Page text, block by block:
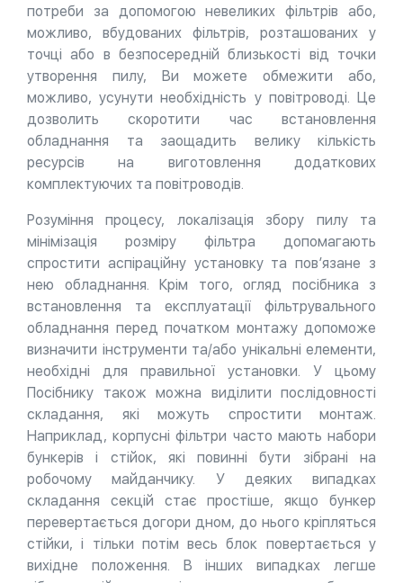
потреби за допомогою невеликих фільтрів або,
можливо, вбудованих фільтрів, розташованих у
точці або в безпосередній близькості від точки
утворення пилу, Ви можете обмежити або,
можливо, усунути необхідність у повітроводі. Це
дозволить скоротити час встановлення
обладнання та заощадить велику кількість
ресурсів на виготовлення додаткових
комплектуючих та повітроводів.
Розуміння процесу, локалізація збору пилу та
мінімізація розміру фільтра допомагають
спростити аспіраційну установку та пов’язане з
нею обладнання. Крім того, огляд посібника з
встановлення та експлуатації фільтрувального
обладнання перед початком монтажу допоможе
визначити інструменти та/або унікальні елементи,
необхідні для правильної установки. У цьому
Посібнику також можна виділити послідовності
складання, які можуть спростити монтаж.
Наприклад, корпусні фільтри часто мають набори
бункерів і стійок, які повинні бути зібрані на
робочому майданчику. У деяких випадках
складання секцій стає простіше, якщо бункер
перевертається догори дном, до нього кріпляться
стійки, і тільки потім весь блок повертається у
вихідне положення. В інших випадках легше